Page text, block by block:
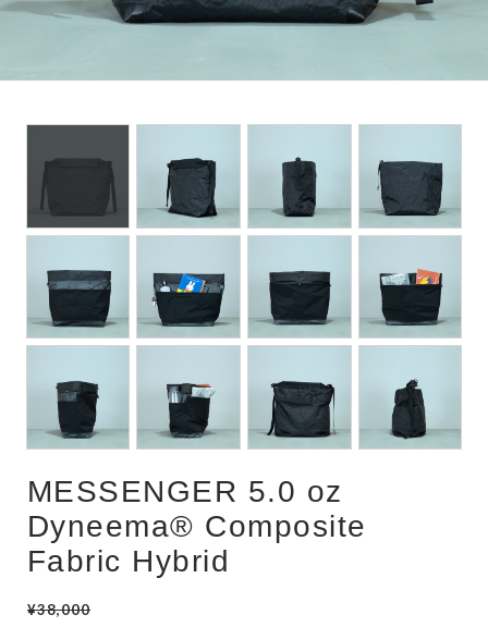
MESSENGER 5.0 oz
Dyneema® Composite
Fabric Hybrid
¥38,000